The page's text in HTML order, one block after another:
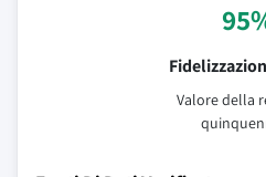
Valore della